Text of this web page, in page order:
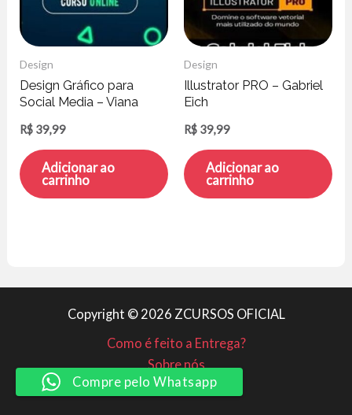
Design
Design Gráfico para
Social Media – Viana
R$ 39,99
Adicionar ao
carrinho
Design
Illustrator PRO – Gabriel
Eich
R$ 39,99
Adicionar ao
carrinho
Copyright © 2026 ZCURSOS OFICIAL
Como é feito a Entrega?
Sobre nós
Minha conta
Compre pelo Whatsapp